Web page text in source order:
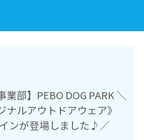
業部】PEBO DOG PARK ＼
ナルアウトドアウェア》
ンが登場しました♪／